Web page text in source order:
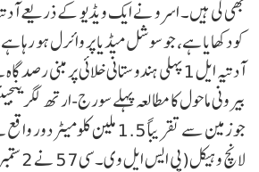
کو دکھایا ہے، جو سوشل میڈیا پر وائرل ہو رہا
آدتیہ ایل 1 پہلی ہندوستانی خلائی پر
جو زمین سے تقریباً 1.5 ملین
لانچ